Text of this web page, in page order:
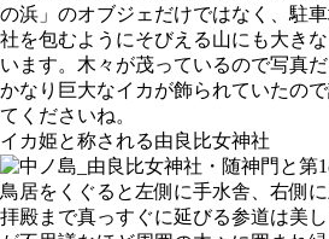
の浜」のオブジェだけではなく、駐
社を包むようにそびえる山にも大き
います。木々が茂っているので写真
かなり巨大なイカが飾られていたの
てくださいね。
イカ姫と称される由良比女神社
鳥居をくぐると左側に手水舎、右側
拝殿まで真っすぐに延びる参道は美